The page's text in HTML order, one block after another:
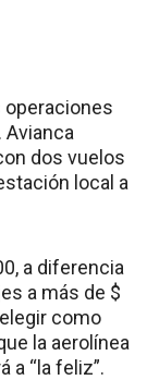
operaciones
Avianca
dos vuelos
local a
a diferencia
a más de $
como
la aerolínea
a “la feliz”.